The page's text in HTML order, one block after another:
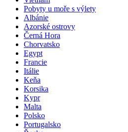
Pobyty u moře s výlety
Albánie
Azorské ostrovy
Černá Hora
Chorvatsko
Egypt
Francie
Itálie
Keňa
Korsika
Kypr
Malta
Polsko
Portugalsko